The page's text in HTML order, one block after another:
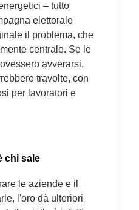
– tutto
elettorale
il problema, che
centrale. Se le
avverarsi,
travolte, con
per lavoratori e
chi sale
le aziende e il
l'oro dà ulteriori